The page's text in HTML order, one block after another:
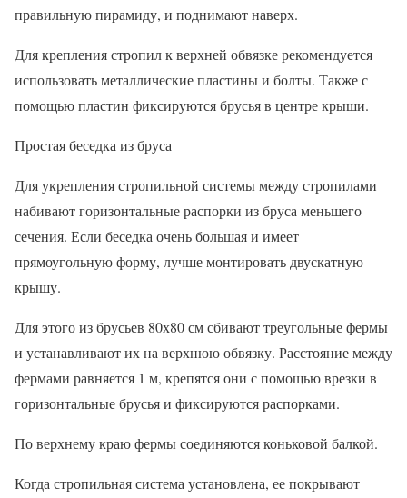
правильную пирамиду, и поднимают наверх.
Для крепления стропил к верхней обвязке рекомендуется
использовать металлические пластины и болты. Также с
помощью пластин фиксируются брусья в центре крыши.
Простая беседка из бруса
Для укрепления стропильной системы между стропилами
набивают горизонтальные распорки из бруса меньшего
сечения. Если беседка очень большая и имеет
прямоугольную форму, лучше монтировать двускатную
крышу.
Для этого из брусьев 80х80 см сбивают треугольные фермы
и устанавливают их на верхнюю обвязку. Расстояние между
фермами равняется 1 м, крепятся они с помощью врезки в
горизонтальные брусья и фиксируются распорками.
По верхнему краю фермы соединяются коньковой балкой.
Когда стропильная система установлена, ее покрывают